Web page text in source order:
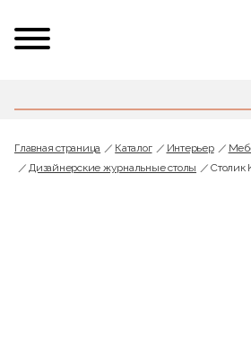
Главная страница Каталог Интерьер
Дизайнерские журнальные столы
Столик